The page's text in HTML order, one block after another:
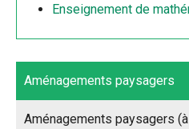
Enseignement de
Aménagements paysagers
Aménagements paysagers